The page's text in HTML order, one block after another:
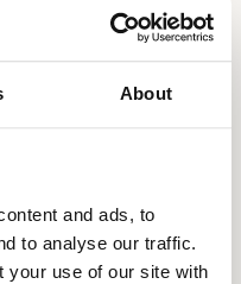
About
and ads, to
to analyse our traffic.
your use of our site with
Paiement en
3 fois dès 100
euros